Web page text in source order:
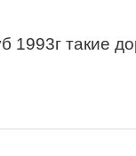
1993г такие